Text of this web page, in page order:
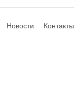
Новости Контакты